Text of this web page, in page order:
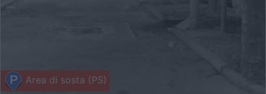
Area di sosta (PS)